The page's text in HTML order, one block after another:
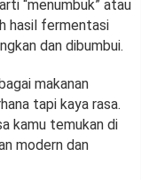
“menumbuk” atau
hasil fermentasi
dan dibumbui.
makanan
tapi kaya rasa.
kamu temukan di
modern dan